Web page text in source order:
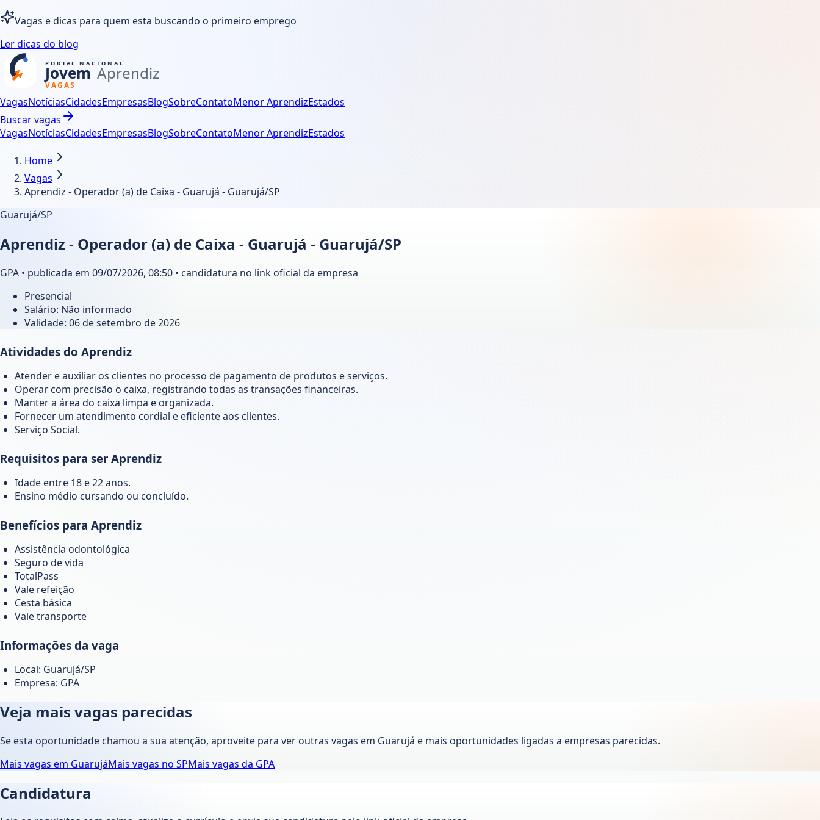
Vagas e dicas para quem esta buscando o primeiro emprego
Ler dicas do blog
VagasNotíciasCidadesEmpresasBlogSobreContatoMenor AprendizEstados
Buscar vagas
VagasNotíciasCidadesEmpresasBlogSobreContatoMenor AprendizEstados
Home
Vagas
Aprendiz - Operador (a) de Caixa - Guarujá - Guarujá/SP
Guarujá/SP
Aprendiz - Operador (a) de Caixa - Guarujá - Guarujá/SP
GPA • publicada em 09/07/2026, 08:50 • candidatura no link oficial da empresa
Presencial
Salário: Não informado
Validade: 06 de setembro de 2026
Atividades do Aprendiz
Atender e auxiliar os clientes no processo de pagamento de produtos e serviços.
Operar com precisão o caixa, registrando todas as transações financeiras.
Manter a área do caixa limpa e organizada.
Fornecer um atendimento cordial e eficiente aos clientes.
Serviço Social.
Requisitos para ser Aprendiz
Idade entre 18 e 22 anos.
Ensino médio cursando ou concluído.
Benefícios para Aprendiz
Assistência odontológica
Seguro de vida
TotalPass
Vale refeição
Cesta básica
Vale transporte
Informações da vaga
Local: Guarujá/SP
Empresa: GPA
Veja mais vagas parecidas
Se esta oportunidade chamou a sua atenção, aproveite para ver outras vagas em Guarujá e mais oportunidades ligadas a empresas parecidas.
Mais vagas em GuarujáMais vagas no SPMais vagas da GPA
Candidatura